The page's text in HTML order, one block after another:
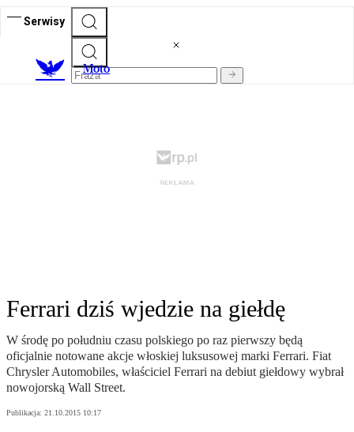
Serwisy
Moto
Ferrari dziś wjedzie na giełdę
W środę po południu czasu polskiego po raz pierwszy będą
oficjalnie notowane akcje włoskiej luksusowej marki Ferrari. Fiat
Chrysler Automobiles, właściciel Ferrari na debiut giełdowy wybrał
nowojorską Wall Street.
Publikacja: 21.10.2015 10:17